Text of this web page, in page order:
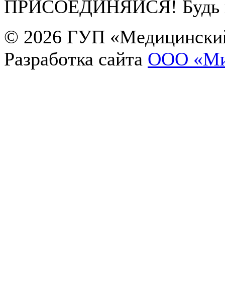
ПРИСОЕДИНЯЙСЯ! Будь в
© 2026 ГУП
Разработка сайта OOO